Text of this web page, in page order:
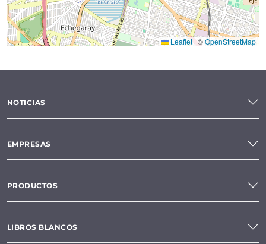
Leaflet |©OpenStreetMap
NOTICIAS
EMPRESAS
PRODUCTOS
LIBROS BLANCOS